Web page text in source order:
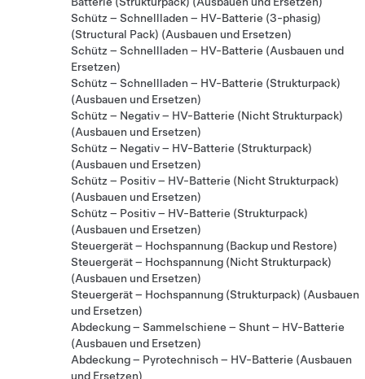
Schütz – Schnellladen – HV-Batterie (3-phasig)
(Structural Pack) (Ausbauen und Ersetzen)
Schütz – Schnellladen – HV-Batterie (Ausbauen und
Ersetzen)
Schütz – Schnellladen – HV-Batterie (Strukturpack)
(Ausbauen und Ersetzen)
Schütz – Negativ – HV-Batterie (Nicht Strukturpack)
(Ausbauen und Ersetzen)
Schütz – Negativ – HV-Batterie (Strukturpack)
(Ausbauen und Ersetzen)
Schütz – Positiv – HV-Batterie (Nicht Strukturpack)
(Ausbauen und Ersetzen)
Schütz – Positiv – HV-Batterie (Strukturpack)
(Ausbauen und Ersetzen)
Steuergerät – Hochspannung (Backup und Restore)
Steuergerät – Hochspannung (Nicht Strukturpack)
(Ausbauen und Ersetzen)
Steuergerät – Hochspannung (Strukturpack) (Ausbauen
und Ersetzen)
Abdeckung – Sammelschiene – Shunt – HV-Batterie
(Ausbauen und Ersetzen)
Abdeckung – Pyrotechnisch – HV-Batterie (Ausbauen
und Ersetzen)